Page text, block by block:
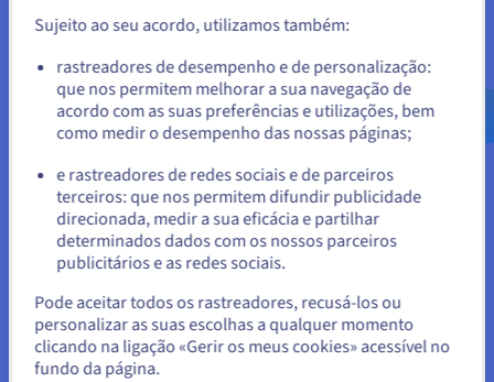
RAID
HGR-HCI
(2.ª
geração)
Ready
Servidores com
certificação Nutanix
disponíveis em
Dois
processadores
Intel Xeon
Gold de 5.ª
geração
De 16 cores /
32 threads a
48 cores / 96
Migração para a
cloud
Recuperação
após sinistros na
cloud
Extensão do
datacenter
Aceder ao website do Estados Unidos
us.ovhcloud.com/
Inglês USD - $
ou
Ficar no website atual
Selecionar outro website
Sujeito ao seu acordo, utilizamos também:
rastreadores de desempenho e de personalização:
que nos permitem melhorar a sua navegação de
acordo com as suas preferências e utilizações, bem
como medir o desempenho das nossas páginas;
e rastreadores de redes sociais e de parceiros
terceiros: que nos permitem difundir publicidade
direcionada, medir a sua eficácia e partilhar
determinados dados com os nossos parceiros
publicitários e as redes sociais.
Pode aceitar todos os rastreadores, recusá-los ou
personalizar as suas escolhas a qualquer momento
clicando na ligação «Gerir os meus cookies» acessível no
fundo da página.